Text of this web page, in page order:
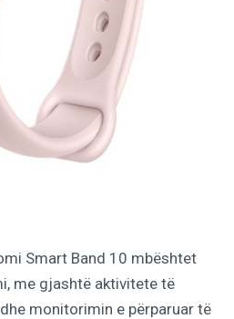
Smart Band 10 mbështet
me gjashtë aktivitete të
monitorimin e përparuar të